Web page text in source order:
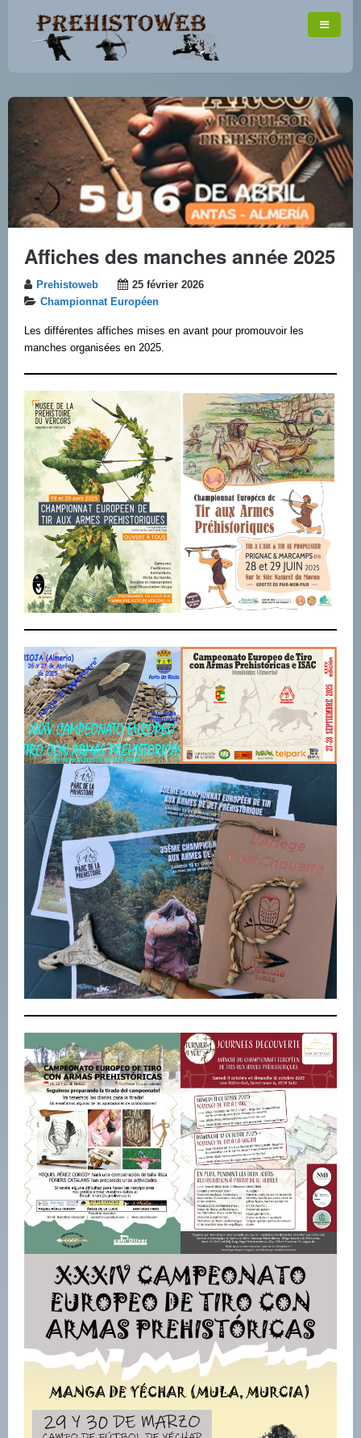
Affiches des manches année 2025
Prehistoweb
25 février 2026
Championnat Européen
Les différentes affiches mises en avant pour promouvoir les
manches organisées en 2025.